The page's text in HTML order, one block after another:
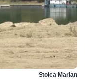
Stoica Marian